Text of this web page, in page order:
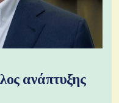
ανάπτυξης